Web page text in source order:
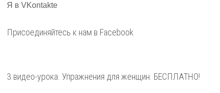
Я в VKontakte
Присоединяйтесь к нам в Facebook
3 видео-урока. Упражнения для женщин. БЕСПЛАТНО!